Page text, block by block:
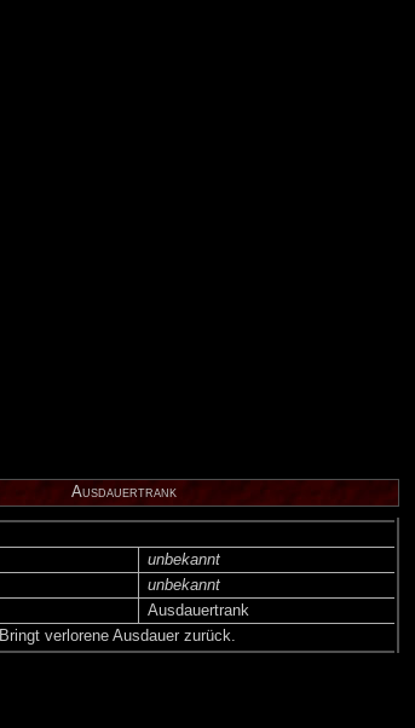
Ausdauertrank
unbekannt
unbekannt
Ausdauertrank
Bringt verlorene Ausdauer zurück.